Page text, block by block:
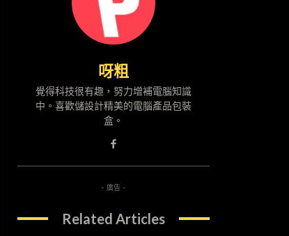
呀粗
覺得科技很有趣，努力增補電腦知識
中。喜歡儲設計精美的電腦產品包裝
盒。
- 廣告 -
Related Articles